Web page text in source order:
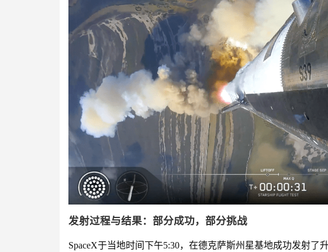
发射过程与结果：部分成功，部分挑战
SpaceX于当地时间下午5:30，在德克萨斯州星基地成功发射